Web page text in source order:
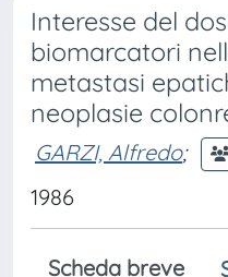
Interesse del
biomarcatori
metastasi
neoplasie
GARZI, Alfredo;
1986
Scheda breve